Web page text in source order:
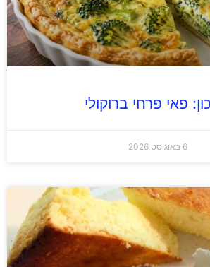
פאי פרחי ברוקולי
6 באוגוסט 2026